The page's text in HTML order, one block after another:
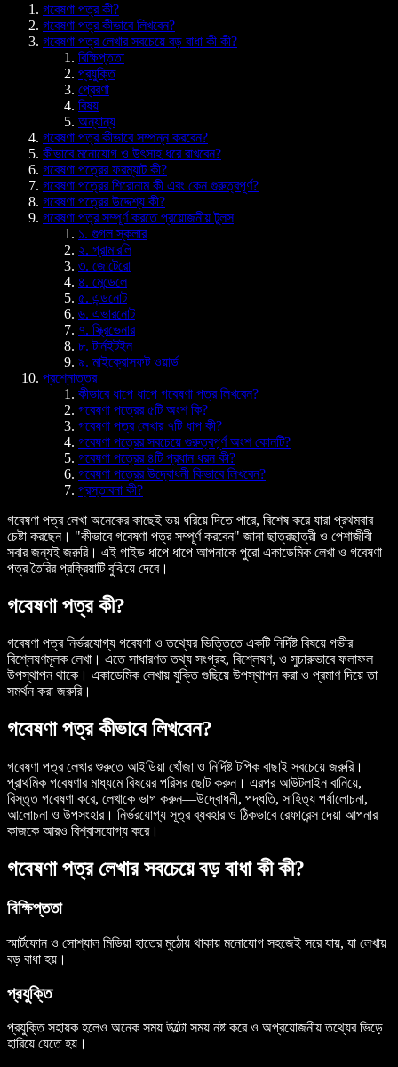
গবেষণা পত্র কী?
গবেষণা পত্র কীভাবে লিখবেন?
গবেষণা পত্র লেখার সবচেয়ে বড় বাধা কী কী?
বিক্ষিপ্ততা
প্রযুক্তি
প্রেরণা
বিষয়
অন্যান্য
গবেষণা পত্র কীভাবে সম্পন্ন করবেন?
কীভাবে মনোযোগ ও উৎসাহ ধরে রাখবেন?
গবেষণা পত্রের ফরম্যাট কী?
গবেষণা পত্রের শিরোনাম কী এবং কেন গুরুত্বপূর্ণ?
গবেষণা পত্রের উদ্দেশ্য কী?
গবেষণা পত্র সম্পূর্ণ করতে প্রয়োজনীয় টুলস
১. গুগল স্কলার
২. গ্রামারলি
৩. জোটেরো
৪. মেন্ডেলে
৫. এন্ডনোট
৬. এভারনোট
৭. স্ক্রিভেনার
৮. টার্নইটইন
৯. মাইক্রোসফট ওয়ার্ড
প্রশ্নোত্তর
কীভাবে ধাপে ধাপে গবেষণা পত্র লিখবেন?
গবেষণা পত্রের ৫টি অংশ কি?
গবেষণা পত্র লেখার ৭টি ধাপ কী?
গবেষণা পত্রের সবচেয়ে গুরুত্বপূর্ণ অংশ কোনটি?
গবেষণা পত্রের ৪টি প্রধান ধরন কী?
গবেষণা পত্রের উদ্বোধনী কিভাবে লিখবেন?
প্রস্তাবনা কী?
গবেষণা পত্র লেখা অনেকের কাছেই ভয় ধরিয়ে দিতে পারে, বিশেষ করে যারা প্রথমবার
চেষ্টা করছেন। "কীভাবে গবেষণা পত্র সম্পূর্ণ করবেন" জানা ছাত্রছাত্রী ও পেশাজীবী
সবার জন্যই জরুরি। এই গাইড ধাপে ধাপে আপনাকে পুরো একাডেমিক লেখা ও গবেষণা
পত্র তৈরির প্রক্রিয়াটি বুঝিয়ে দেবে।
গবেষণা পত্র কী?
গবেষণা পত্র নির্ভরযোগ্য গবেষণা ও তথ্যের ভিত্তিতে একটি নির্দিষ্ট বিষয়ে গভীর
বিশ্লেষণমূলক লেখা। এতে সাধারণত তথ্য সংগ্রহ, বিশ্লেষণ, ও সুচারুভাবে ফলাফল
উপস্থাপন থাকে। একাডেমিক লেখায় যুক্তি গুছিয়ে উপস্থাপন করা ও প্রমাণ দিয়ে তা
সমর্থন করা জরুরি।
গবেষণা পত্র কীভাবে লিখবেন?
গবেষণা পত্র লেখার শুরুতে আইডিয়া খোঁজা ও নির্দিষ্ট টপিক বাছাই সবচেয়ে জরুরি।
প্রাথমিক গবেষণার মাধ্যমে বিষয়ের পরিসর ছোট করুন। এরপর আউটলাইন বানিয়ে,
বিস্তৃত গবেষণা করে, লেখাকে ভাগ করুন—উদ্বোধনী, পদ্ধতি, সাহিত্য পর্যালোচনা,
আলোচনা ও উপসংহার। নির্ভরযোগ্য সূত্র ব্যবহার ও ঠিকভাবে রেফারেন্স দেয়া আপনার
কাজকে আরও বিশ্বাসযোগ্য করে।
গবেষণা পত্র লেখার সবচেয়ে বড় বাধা কী কী?
বিক্ষিপ্ততা
স্মার্টফোন ও সোশ্যাল মিডিয়া হাতের মুঠোয় থাকায় মনোযোগ সহজেই সরে যায়, যা লেখায়
বড় বাধা হয়।
প্রযুক্তি
প্রযুক্তি সহায়ক হলেও অনেক সময় উল্টো সময় নষ্ট করে ও অপ্রয়োজনীয় তথ্যের ভিড়ে
হারিয়ে যেতে হয়।